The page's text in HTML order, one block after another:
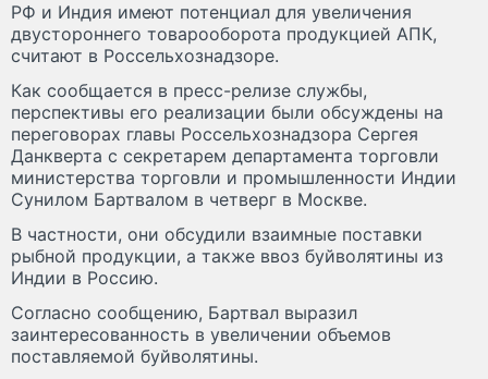
РФ и Индия имеют потенциал для увеличения
двустороннего товарооборота продукцией АПК,
считают в Россельхознадзоре.
Как сообщается в пресс-релизе службы,
перспективы его реализации были обсуждены на
переговорах главы Россельхознадзора Сергея
Данкверта с секретарем департамента торговли
министерства торговли и промышленности Индии
Сунилом Бартвалом в четверг в Москве.
В частности, они обсудили взаимные поставки
рыбной продукции, а также ввоз буйволятины из
Индии в Россию.
Согласно сообщению, Бартвал выразил
заинтересованность в увеличении объемов
поставляемой буйволятины.